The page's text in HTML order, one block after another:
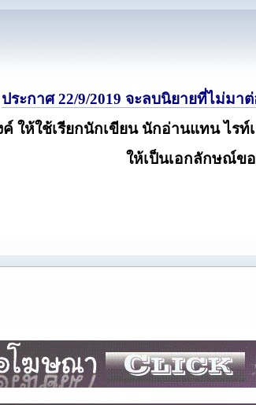
ประกาศ 22/9/2019 จะลบนิยายที่ไม่มา
ค์ ให้ใช้เรียกนักเขียน นักอ่านแทน ไรท์
ให้เป็นเอกลักษณ์ขอ